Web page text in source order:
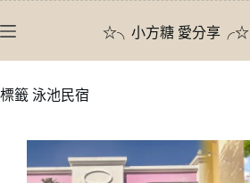
至
內
☆╮小方糖 愛分享╭☆
標籤 泳池民宿